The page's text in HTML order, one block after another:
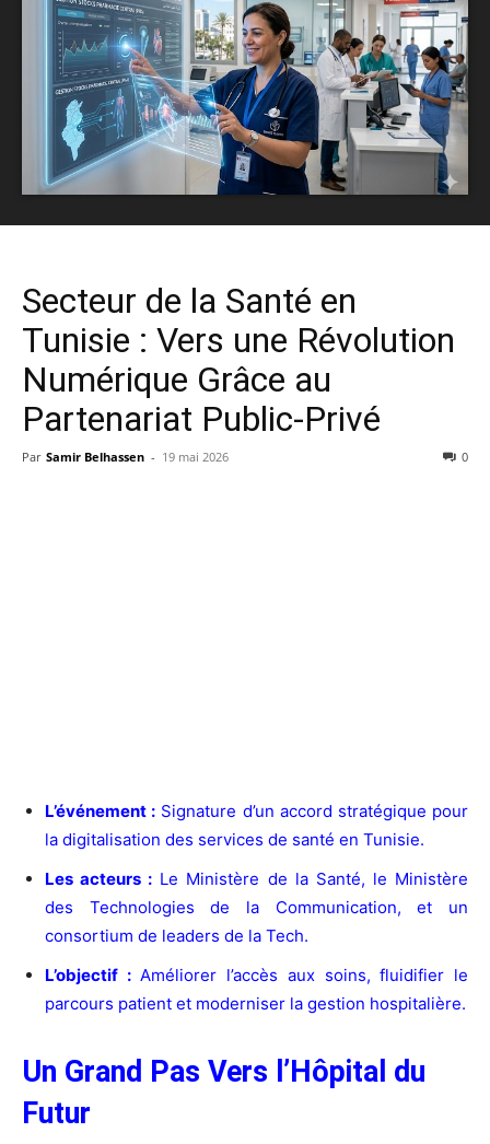
Secteur de la Santé en
Tunisie : Vers une Révolution
Numérique Grâce au
Partenariat Public-Privé
Par Samir Belhassen - 19 mai 2026 0
L’événement : Signature d’un accord stratégique pour
la digitalisation des services de santé en Tunisie.
Les acteurs : Le Ministère de la Santé, le Ministère
des Technologies de la Communication, et un
consortium de leaders de la Tech.
L’objectif :Améliorer l’accès aux soins, fluidifier le
parcours patient et moderniser la gestion hospitalière.
Un Grand Pas Vers l’Hôpital du
Futur